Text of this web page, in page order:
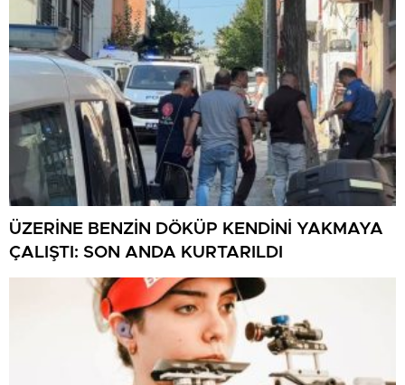
ÜZERİNE BENZİN DÖKÜP KENDİNİ YAKMAYA
ÇALIŞTI: SON ANDA KURTARILDI